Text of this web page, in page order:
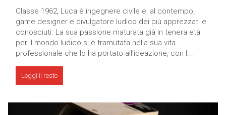
Classe 1962, Luca è ingegnere civile e, al contempo,
game designer e divulgatore ludico dei più apprezzati e
conosciuti. La sua passione maturata già in tenera età
per il mondo ludico si è tramutata nella sua vita
professionale che lo ha portato all’ideazione, con l...
Leggi il resto